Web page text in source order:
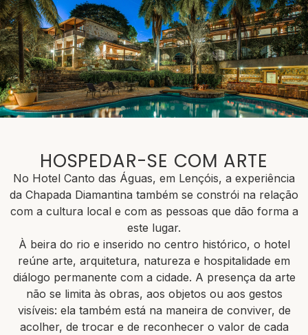
HOSPEDAR-SE COM ARTE
No Hotel Canto das Águas, em Lençóis, a experiência
da Chapada Diamantina também se constrói na relação
com a cultura local e com as pessoas que dão forma a
este lugar.
À beira do rio e inserido no centro histórico, o hotel
reúne arte, arquitetura, natureza e hospitalidade em
diálogo permanente com a cidade. A presença da arte
não se limita às obras, aos objetos ou aos gestos
visíveis: ela também está na maneira de conviver, de
acolher, de trocar e de reconhecer o valor de cada